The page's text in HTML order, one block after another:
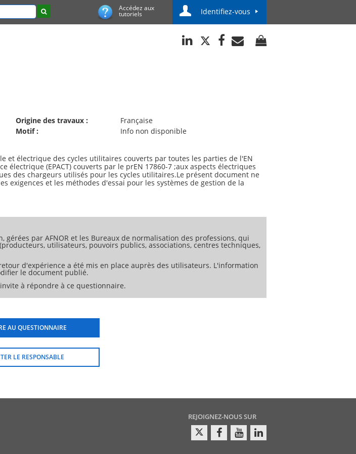
Accédez aux
tutoriels Identifiez-vous
Origine des travaux :
Française
Motif :
Info non disponible
et électrique des cycles utilitaires couverts par toutes les parties de l'EN
électrique (EPACT) couverts par le prEN 17860-7 ;aux aspects électriques
des chargeurs utilisés pour les cycles utilitaires.Le présent document ne
exigences et les méthodes d'essai pour les systèmes de gestion de la
afin d'évaluer la conception et l'assemblage des cycles utilitaires et des
par AFNOR et les Bureaux de normalisation des professions, qui
utilisateurs, pouvoirs publics, associations, centres techniques,
d'expérience a été mis en place auprès des utilisateurs. L'information
le document publié.
à répondre à ce questionnaire.
AU QUESTIONNAIRE
LE RESPONSABLE
REJOIGNEZ-NOUS SUR